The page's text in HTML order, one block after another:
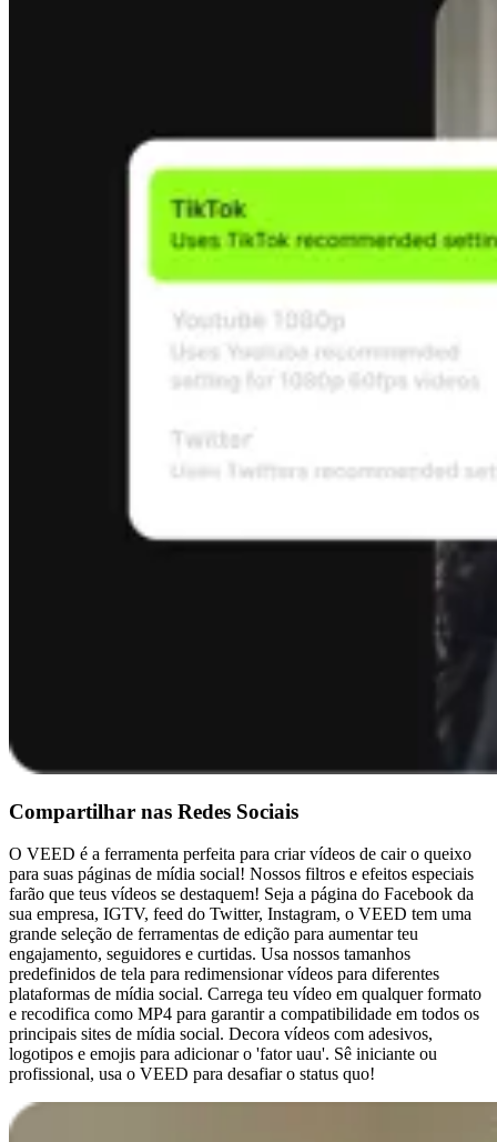
Compartilhar nas Redes Sociais
O VEED é a ferramenta perfeita para criar vídeos de cair o queixo
para suas páginas de mídia social! Nossos filtros e efeitos especiais
farão que teus vídeos se destaquem! Seja a página do Facebook da
sua empresa, IGTV, feed do Twitter, Instagram, o VEED tem uma
grande seleção de ferramentas de edição para aumentar teu
engajamento, seguidores e curtidas. Usa nossos tamanhos
predefinidos de tela para redimensionar vídeos para diferentes
plataformas de mídia social. Carrega teu vídeo em qualquer formato
e recodifica como MP4 para garantir a compatibilidade em todos os
principais sites de mídia social. Decora vídeos com adesivos,
logotipos e emojis para adicionar o 'fator uau'. Sê iniciante ou
profissional, usa o VEED para desafiar o status quo!